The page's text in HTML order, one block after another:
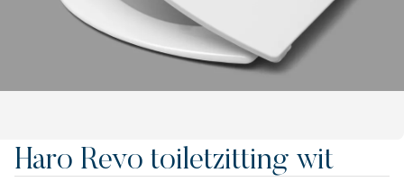
Haro Revo toiletzitting wit